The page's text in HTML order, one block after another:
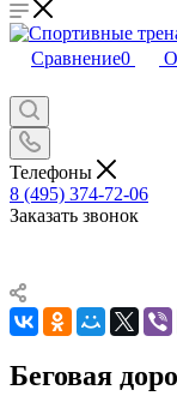
Сравнение0
Телефоны
8 (495) 374-72-06
Заказать звонок
Беговая